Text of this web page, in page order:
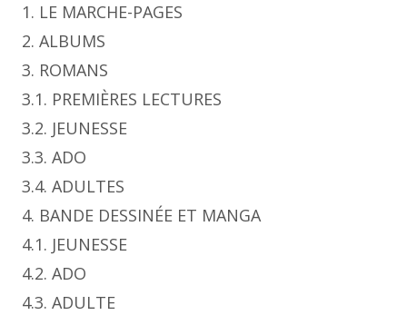
1. LE MARCHE-PAGES
2. ALBUMS
3. ROMANS
3.1. PREMIÈRES LECTURES
3.2. JEUNESSE
3.3. ADO
3.4. ADULTES
4. BANDE DESSINÉE ET MANGA
4.1. JEUNESSE
4.2. ADO
4.3. ADULTE